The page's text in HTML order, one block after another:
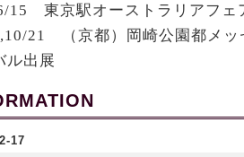
15 東京駅オーストラリアフェ
21 （京都）岡崎公園都メ
ル出展
17